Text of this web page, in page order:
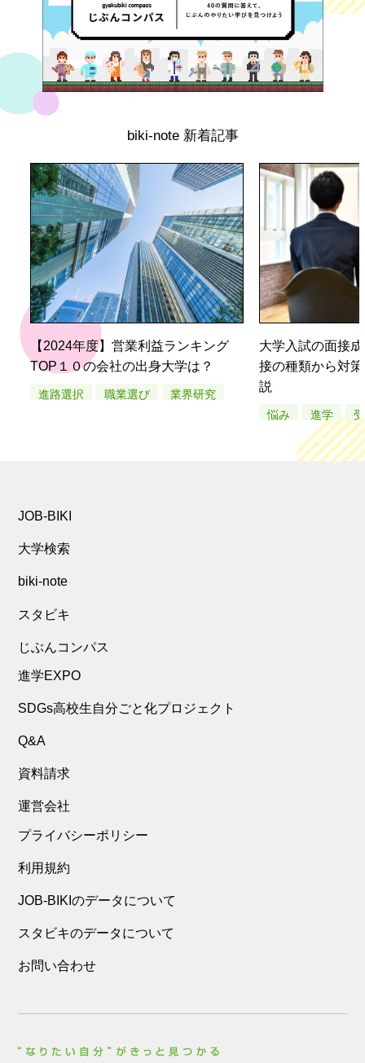
biki-note 新着記事
【2024年度】営業利益ランキング
TOP１０の会社の出身大学は？
進路選択 職業選び 業界研究
大学入試の面接
接の種類から対
説
悩み 進学
JOB-BIKI
大学検索
biki-note
スタビキ
じぶんコンパス
進学EXPO
SDGs高校生自分ごと化プロジェクト
Q&A
資料請求
運営会社
プライバシーポリシー
利用規約
JOB-BIKIのデータについて
スタビキのデータについて
お問い合わせ